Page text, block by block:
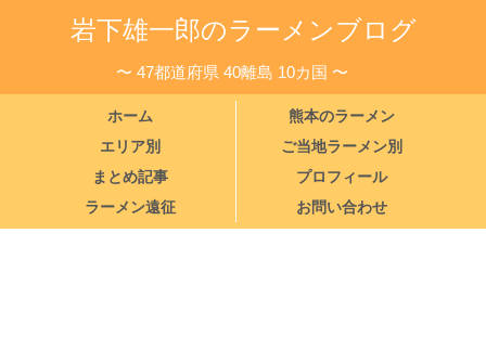
岩下雄一郎のラーメンブログ
〜 47都道府県 40離島 10カ国 〜
ホーム
熊本のラーメン
エリア別
ご当地ラーメン別
まとめ記事
プロフィール
ラーメン遠征
お問い合わせ